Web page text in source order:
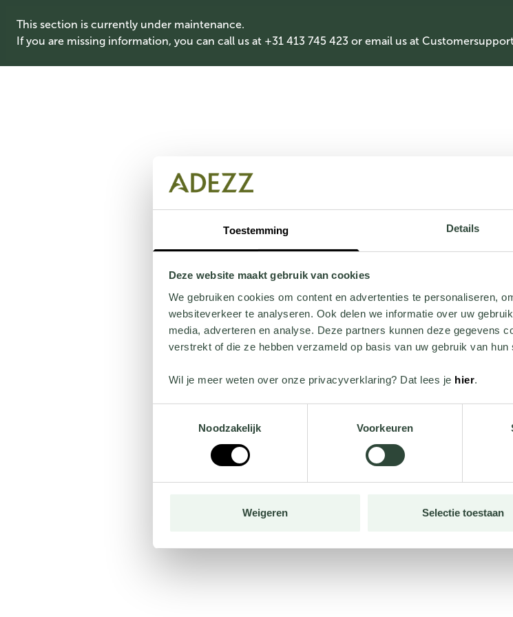
Toestemming Details
Deze website maakt gebruik van cookies
We gebruiken cookies om content en advertenties te personaliseren,
websiteverkeer te analyseren. Ook delen we informatie over uw
media, adverteren en analyse. Deze partners kunnen deze gegevens
verstrekt of die ze hebben verzameld op basis van uw gebruik van hun
Wil je meer weten over onze privacyverklaring? Dat lees je hier.
Noodzakelijk
Voorkeuren
Weigeren Selectie toestaan
This section is currently under maintenance.
If you are missing information, you can call us at +31 413 745 423 or email us at